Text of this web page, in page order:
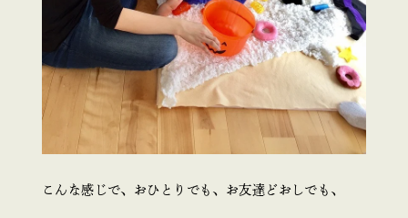
こんな感じで、おひとりでも、お友達どおしでも、